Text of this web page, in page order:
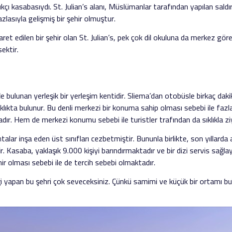
kasabasıydı. St. Julian’s alanı, Müslümanlar tarafından yapılan
gelişmiş bir şehir olmuştur.
edilen bir şehir olan St. Julian’s, pek çok dil okuluna da merkez
yerleşik bir yerleşim kentidir. Sliema’dan otobüsle birkaç
bulunur. Bu denli merkezi bir konuma sahip olması sebebi ile
Hem de merkezi konumu sebebi ile turistler trafından da sıklıkla
inşa eden üst sınıfları cezbetmiştir. Bununla birlikte, son yıllarda
yaklaşık 9.000 kişiyi barındırmaktadır ve bir dizi servis
sebebi ile de tercih sebebi olmaktadır.
bu şehri çok seveceksiniz. Çünkü samimi ve küçük bir ortamı